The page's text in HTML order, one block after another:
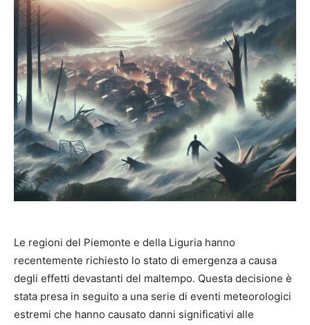
Le regioni del Piemonte e della Liguria hanno
recentemente richiesto lo stato di emergenza a causa
degli effetti devastanti del maltempo. Questa decisione è
stata presa in seguito a una serie di eventi meteorologici
estremi che hanno causato danni significativi alle